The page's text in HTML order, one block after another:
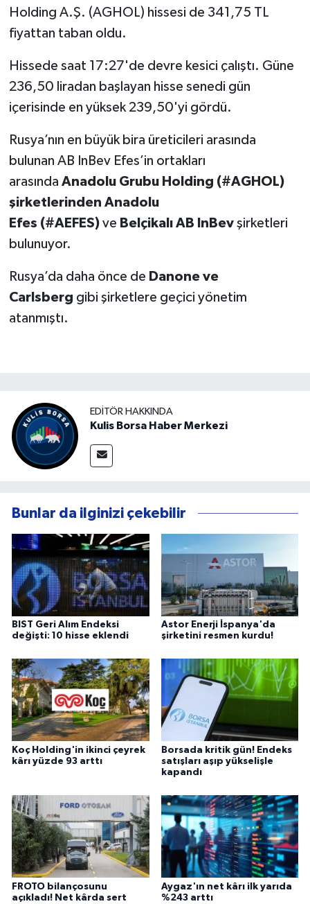
Holding A.Ş. (AGHOL) hissesi de 341,75 TL
fiyattan taban oldu.
Hissede saat 17:27'de devre kesici çalıştı. Güne
236,50 liradan başlayan hisse senedi gün
içerisinde en yüksek 239,50'yi gördü.
Rusya’nın en büyük bira üreticileri arasında
bulunan AB InBev Efes’in ortakları
arasında Anadolu Grubu Holding (#AGHOL)
şirketlerinden Anadolu
Efes (#AEFES)ve Belçikalı AB InBevşirketleri
bulunuyor.
Rusya’da daha önce de Danone ve
Carlsberg gibi şirketlere geçici yönetim
atanmıştı.
EDITÖR HAKKINDA
Kulis Borsa Haber Merkezi
Bunlar da ilginizi çekebilir
BIST Geri Alım Endeksi
değişti: 10 hisse eklendi
Astor Enerji İspanya'da
şirketini resmen kurdu!
Koç Holding'in ikinci çeyrek
kârı yüzde 93 arttı
Borsada kritik gün! Endeks
satışları aşıp yükselişle
kapandı
FROTO bilançosunu
açıkladı! Net kârda sert
Aygaz'ın net kârı ilk yarıda
%243 arttı